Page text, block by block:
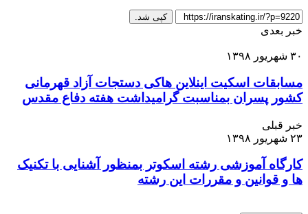
کپی شد.
خبر بعدی
۳۰ شهریور ۱۳۹۸
مسابقات اسکیت اینلاین هاکی دستجات آزاد قهرمانی
کشور پسران بمناسبت گرامیداشت هفته دفاع مقدس
خبر قبلی
۲۳ شهریور ۱۳۹۸
کارگاه آموزشی رشته اسکوتر بمنظور آشنایی با تکنیک
ها و قوانین و مقررات این رشته